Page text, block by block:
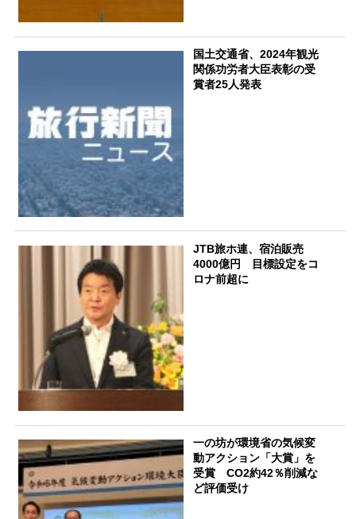
国土交通省、2024年観光
関係功労者大臣表彰の受
賞者25人発表
JTB旅ホ連、宿泊販売
4000億円 目標設定をコ
ロナ前超に
一の坊が環境省の気候変
動アクション「大賞」を
受賞 CO2約42％削減な
ど評価受け